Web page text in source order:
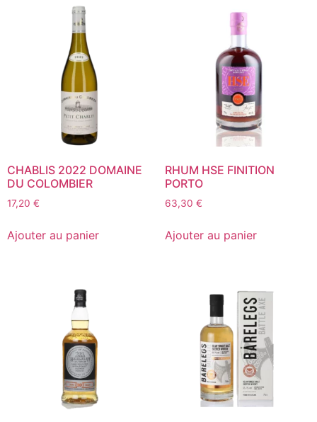
CHABLIS 2022 DOMAINE
DU COLOMBIER
17,20 €
Ajouter au panier
RHUM HSE FINITION
PORTO
63,30 €
Ajouter au panier